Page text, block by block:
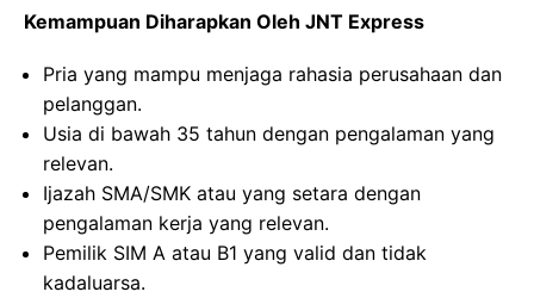
Kemampuan Diharapkan Oleh JNT Express
Pria yang mampu menjaga rahasia perusahaan dan
pelanggan.
Usia di bawah 35 tahun dengan pengalaman yang
relevan.
Ijazah SMA/SMK atau yang setara dengan
pengalaman kerja yang relevan.
Pemilik SIM A atau B1 yang valid dan tidak
kadaluarsa.